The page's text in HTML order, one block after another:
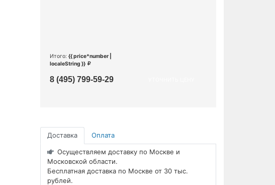
Итого: {{ price*number |
localeString }}
8 (495) 799-59-29
Доставка Оплата
Осуществляем доставку по Москве и
Московской области.
Бесплатная доставка по Москве от 30 тыс.
рублей.